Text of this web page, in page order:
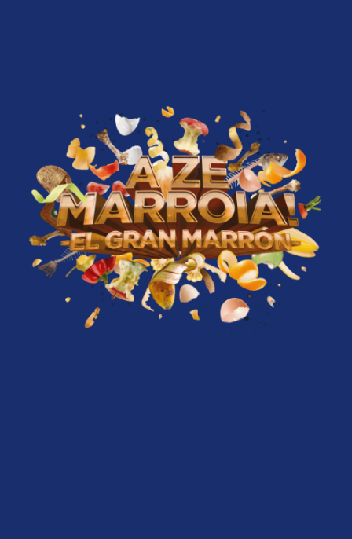
Zenbat dakizu birziklatzeari
buruz?
Ezagutu hondakin organikoen birziklatze
selektiboaren sekretu guztiak!